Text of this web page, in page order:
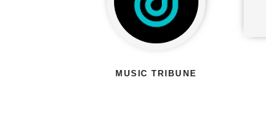
MUSIC TRIBUNE